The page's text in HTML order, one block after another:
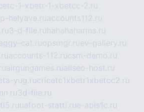
1-xbetr-1-xbetcc-2.ru
halyava.ruaccounts112.ru
3-d-file.ru hahahaharms.ru
cat.ruopsmgr.ruev-gallery.ru
accounts-112.rucsm-demo.ru
airgungames.ruallseo-host.ru
yug.rucricetc1xbetr1xbetcc2.ru
3d-file.ru
uafoot-statti.rue-abis1c.ru